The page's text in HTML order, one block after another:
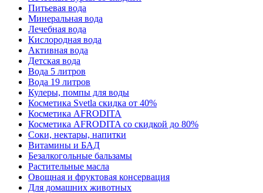
Питьевая вода
Минеральная вода
Лечебная вода
Кислородная вода
Активная вода
Детская вода
Вода 5 литров
Вода 19 литров
Кулеры, помпы для воды
Косметика Svetla скидка от 40%
Косметика AFRODITA
Косметика AFRODITA со скидкой до 80%
Соки, нектары, напитки
Витамины и БАД
Безалкогольные бальзамы
Растительные масла
Овощная и фруктовая консервация
Для домашних животных